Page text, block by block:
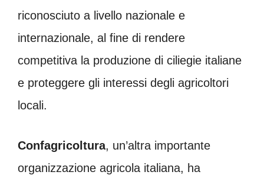
riconosciuto a livello nazionale e
internazionale, al fine di rendere
competitiva la produzione di ciliegie italiane
e proteggere gli interessi degli agricoltori
locali.
Confagricoltura, un’altra importante
organizzazione agricola italiana, ha